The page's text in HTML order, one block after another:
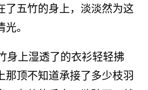
了五竹的身上，淡淡然为这
。
上湿透了的衣衫轻轻拂
那顶不知道承接了多少枝羽